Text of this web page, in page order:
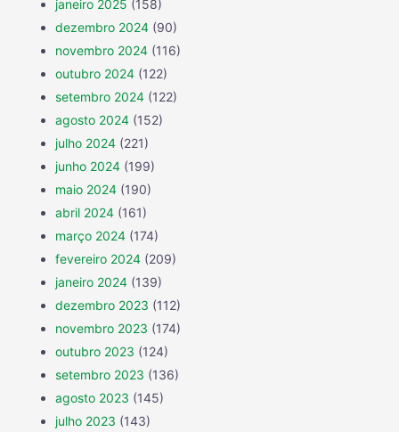
janeiro 2025 (158)
dezembro 2024 (90)
novembro 2024 (116)
outubro 2024 (122)
setembro 2024 (122)
agosto 2024 (152)
julho 2024 (221)
junho 2024 (199)
maio 2024 (190)
abril 2024 (161)
março 2024 (174)
fevereiro 2024 (209)
janeiro 2024 (139)
dezembro 2023 (112)
novembro 2023 (174)
outubro 2023 (124)
setembro 2023 (136)
agosto 2023 (145)
julho 2023 (143)